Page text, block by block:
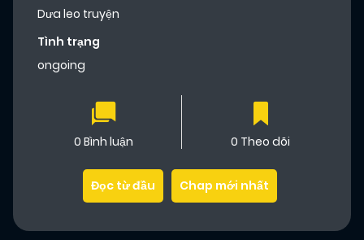
Dưa leo truyện
Tình trạng
ongoing
0 Bình luận 0 Theo dõi
Đọc từ đầu Chap mới nhất